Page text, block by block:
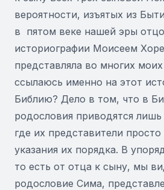
вероятности, изъятых из
в пятом веке нашей эры
историографии Моисеем
представляла во многих
ссылаюсь именно на этот
Библию? Дело в том, что в
родословия приводятся лишь
где их представители
указания их порядка. В
то есть от отца к сыну, мы
родословие Сима,